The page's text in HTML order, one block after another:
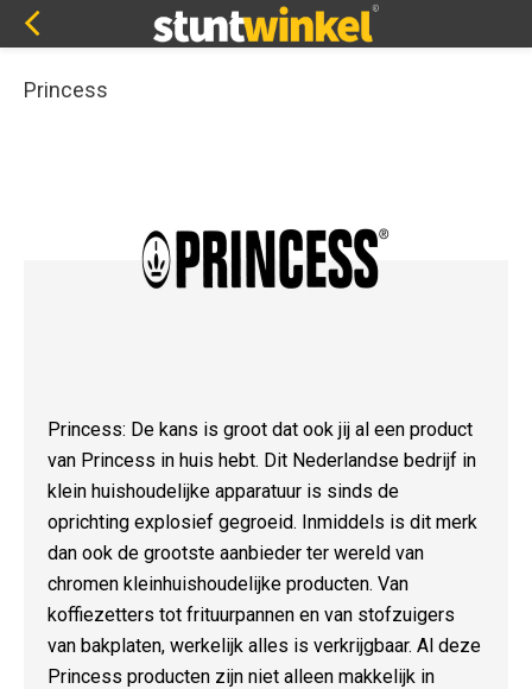
Princess
Princess: De kans is groot dat ook jij al een product
van Princess in huis hebt. Dit Nederlandse bedrijf in
klein huishoudelijke apparatuur is sinds de
oprichting explosief gegroeid. Inmiddels is dit merk
dan ook de grootste aanbieder ter wereld van
chromen kleinhuishoudelijke producten. Van
koffiezetters tot frituurpannen en van stofzuigers
van bakplaten, werkelijk alles is verkrijgbaar. Al deze
Princess producten zijn niet alleen makkelijk in